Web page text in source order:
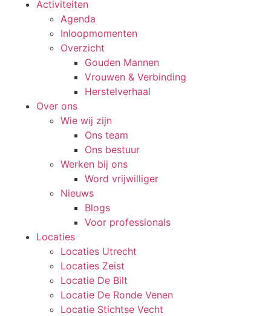
Activiteiten
Agenda
Inloopmomenten
Overzicht
Gouden Mannen
Vrouwen & Verbinding
Herstelverhaal
Over ons
Wie wij zijn
Ons team
Ons bestuur
Werken bij ons
Word vrijwilliger
Nieuws
Blogs
Voor professionals
Locaties
Locaties Utrecht
Locaties Zeist
Locatie De Bilt
Locatie De Ronde Venen
Locatie Stichtse Vecht